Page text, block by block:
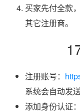
买家先付全款
其它注册商。
注册账号：
系统会自动发
添加身份认证：